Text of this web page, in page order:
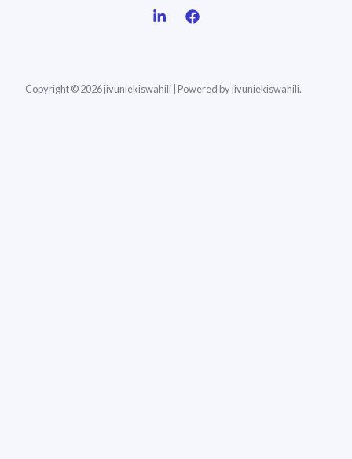
Copyright © 2026 jivuniekiswahili | Powered by jivuniekiswahili.